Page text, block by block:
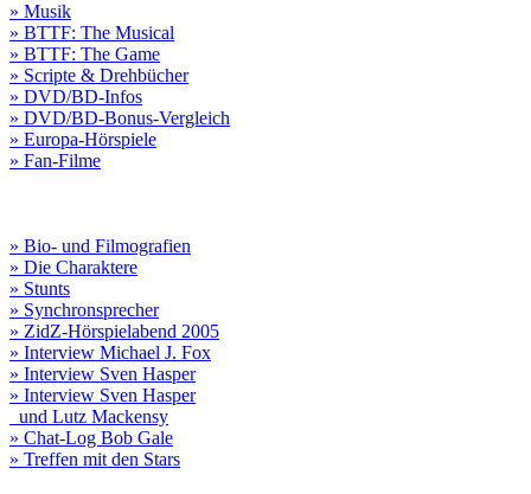
» Musik
» BTTF: The Musical
» BTTF: The Game
» Scripte & Drehbücher
» DVD/BD-Infos
» DVD/BD-Bonus-Vergleich
» Europa-Hörspiele
» Fan-Filme
» Bio- und Filmografien
» Die Charaktere
» Stunts
» Synchronsprecher
» ZidZ-Hörspielabend 2005
» Interview Michael J. Fox
» Interview Sven Hasper
» Interview Sven Hasper
und Lutz Mackensy
» Chat-Log Bob Gale
» Treffen mit den Stars